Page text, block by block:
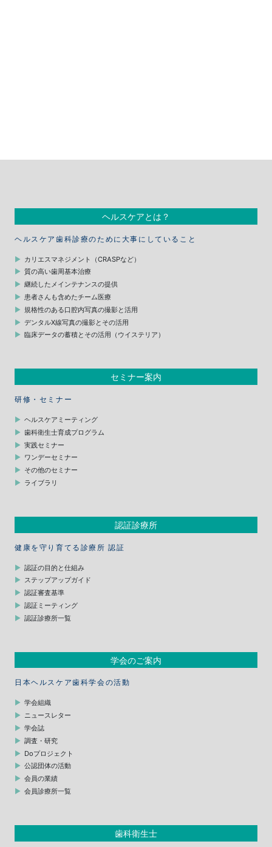
ヘルスケアとは？
ヘルスケア歯科診療のために大事にしていること
カリエスマネジメント（CRASPなど）
質の高い歯周基本治療
継続したメインテナンスの提供
患者さんも含めたチーム医療
規格性のある口腔内写真の撮影と活用
デンタルX線写真の撮影とその活用
臨床データの蓄積とその活用（ウイステリア）
セミナー案内
研修・セミナー
ヘルスケアミーティング
歯科衛生士育成プログラム
実践セミナー
ワンデーセミナー
その他のセミナー
ライブラリ
認証診療所
健康を守り育てる診療所 認証
認証の目的と仕組み
ステップアップガイド
認証審査基準
認証ミーティング
認証診療所一覧
学会のご案内
日本ヘルスケア歯科学会の活動
学会組織
ニュースレター
学会誌
調査・研究
Doプロジェクト
公認団体の活動
会員の業績
会員診療所一覧
歯科衛生士